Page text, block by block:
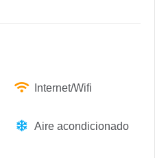
Internet/Wifi
Aire acondicionado